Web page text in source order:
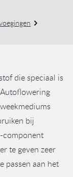
die speciaal is
bij
component
te geven zeer
passen aan het